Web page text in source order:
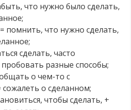
что нужно было сделать,
помнить, что нужно сделать,
сделать, часто
разные способы;
о чем-то с
о сделанном;
чтобы сделать, +